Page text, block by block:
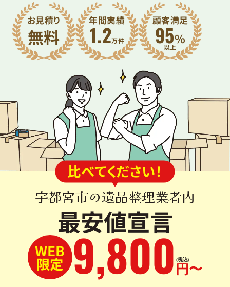
お見積り
無料
年間実績
1.2万件
顧客満足
95%
比べてください！
宇都宮市の遺品整理業者内
最安値宣言
WEB
限定 9,800 円〜
(税込)